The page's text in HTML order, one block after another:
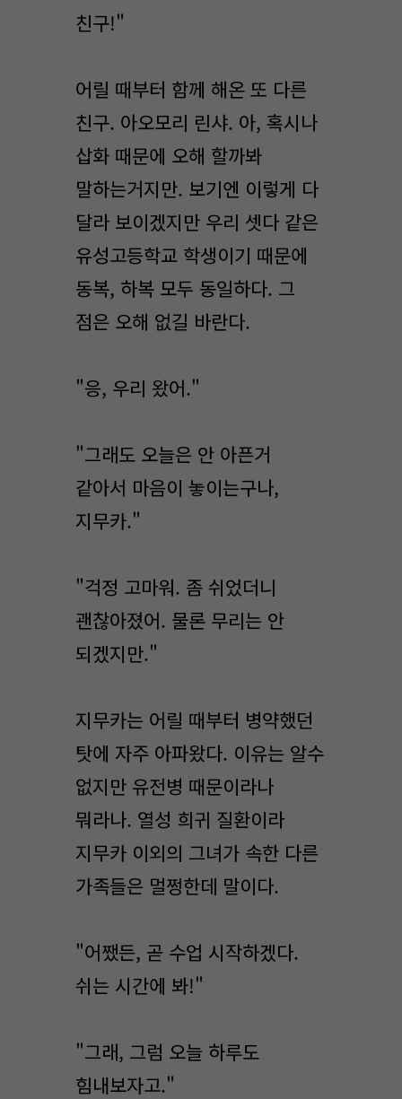
친구!"
어릴 때부터 함께 해온 또 다른
친구. 아오모리 린샤. 아, 혹시나
삽화 때문에 오해 할까봐
말하는거지만. 보기엔 이렇게 다
달라 보이겠지만 우리 셋다 같은
유성고등학교 학생이기 때문에
동복, 하복 모두 동일하다. 그
점은 오해 없길 바란다.
"응, 우리 왔어."
"그래도 오늘은 안 아픈거
같아서 마음이 놓이는구나,
지무카."
"걱정 고마워. 좀 쉬었더니
괜찮아졌어. 물론 무리는 안
되겠지만."
지무카는 어릴 때부터 병약했던
탓에 자주 아파왔다. 이유는 알수
없지만 유전병 때문이라나
뭐라나. 열성 희귀 질환이라
지무카 이외의 그녀가 속한 다른
가족들은 멀쩡한데 말이다.
"어쨌든, 곧 수업 시작하겠다.
쉬는 시간에 봐!"
"그래, 그럼 오늘 하루도
힘내보자고."